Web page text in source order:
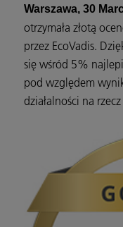
Warszawa, 30
otrzymała złotą
przez EcoVadis.
się wśród 5%
pod względem
działalności na